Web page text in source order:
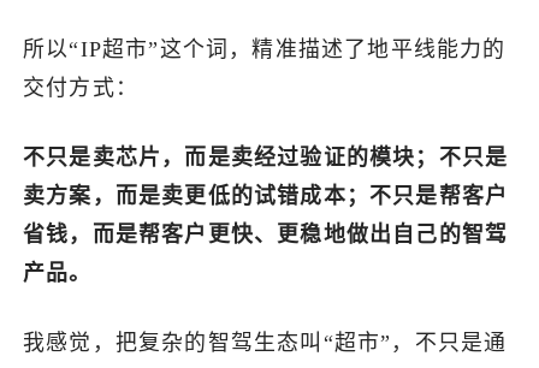
所以“IP超市”这个词，精准描述了地平线能力的
交付方式：
不只是卖芯片，而是卖经过验证的模块；不只是
卖方案，而是卖更低的试错成本；不只是帮客户
省钱，而是帮客户更快、更稳地做出自己的智驾
产品。
我感觉，把复杂的智驾生态叫“超市”，不只是通